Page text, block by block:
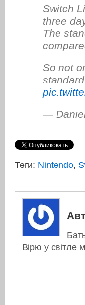
Switch
three
The
So not
— Daniel
Теги: Nintendo,
Вірю у світле